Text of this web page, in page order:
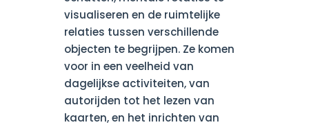
visualiseren en de ruimtelijke
relaties tussen verschillende
objecten te begrijpen. Ze komen
voor in een veelheid van
dagelijkse activiteiten, van
autorijden tot het lezen van
kaarten, en het inrichten van